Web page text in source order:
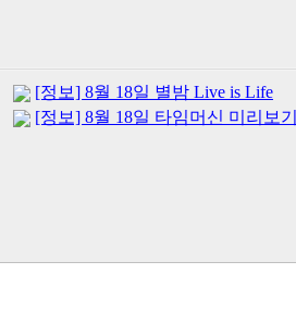
[정보] 8월 18일 별밤 Live is Life
[정보] 8월 18일 타임머신 미리보